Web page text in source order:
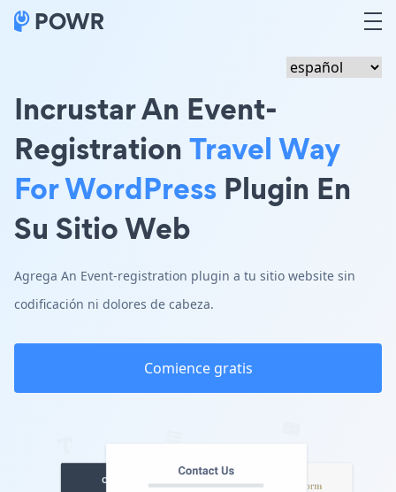
Incrustar An Event-
RegistrationTravel Way
For WordPress Plugin En
Su Sitio Web
Agrega An Event-registration plugin a tu sitio website sin
codificación ni dolores de cabeza.
Comience gratis